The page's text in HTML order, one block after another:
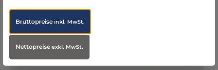
ProduktübersichtProduktname: Nihon Kohden EKG 2250 - 12
Kohden Produktbeschre…
Infos zum Hersteller
Bruttopreiseinkl. MwSt.
Nettopreiseexkl. MwSt.